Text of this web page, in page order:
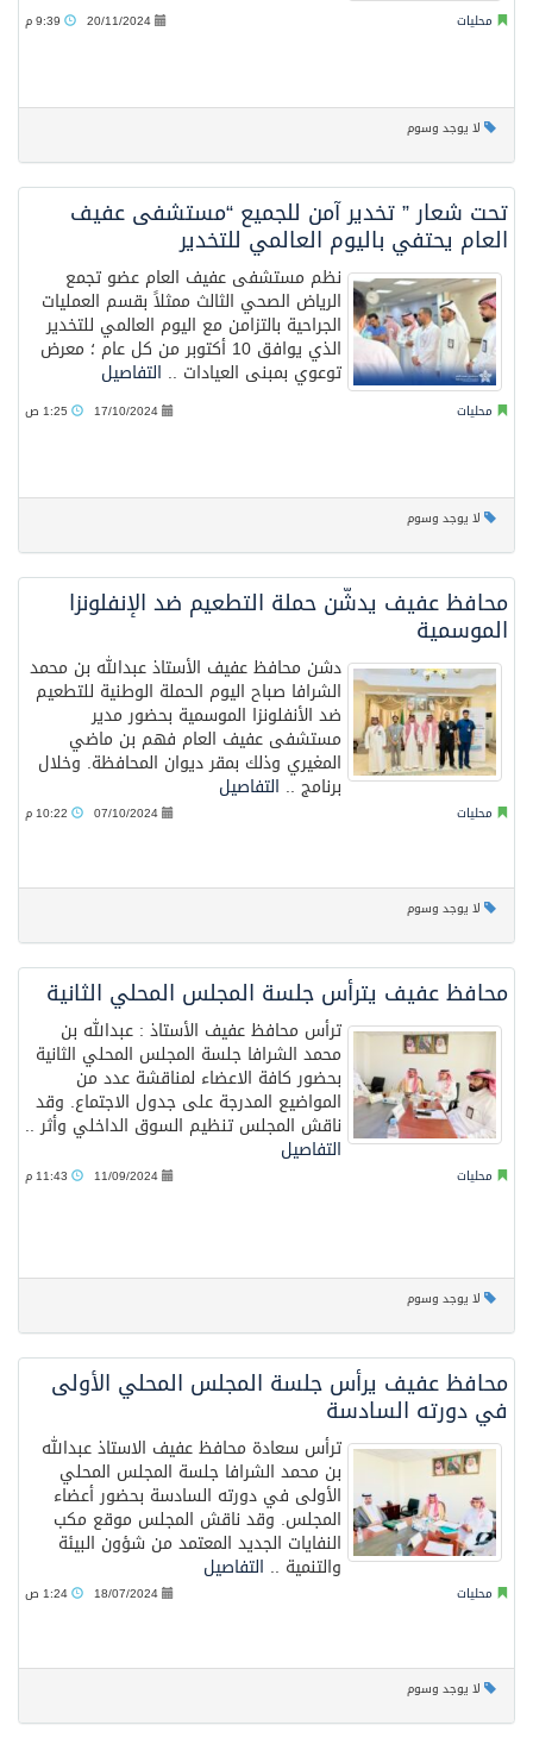
محليات 20/11/2024
لا يوجد وسوم
تحت شعار ” تخدير آمن للجميع “مستشفى عفيف
العام يحتفي باليوم العالمي للتخدير
نظم مستشفى عفيف العام عضو تجمع
الرياض الصحي الثالث ممثلاً بقسم العمليات
الجراحية بالتزامن مع اليوم العالمي للتخدير
الذي يوافق 10 أكتوبر من كل عام ؛ معرض
توعوي بمبنى العيادات .. التفاصيل
محليات 17/10/2024
لا يوجد وسوم
محافظ عفيف يدشّن حملة التطعيم ضد الإنفلونزا
الموسمية
دشن محافظ عفيف الأستاذ عبدالله بن محمد
الشرافا صباح اليوم الحملة الوطنية للتطعيم
ضد الأنفلونزا الموسمية بحضور مدير
مستشفى عفيف العام فهم بن ماضي
المغيري وذلك بمقر ديوان المحافظة. وخلال
برنامج .. التفاصيل
محليات 07/10/2024
لا يوجد وسوم
محافظ عفيف يترأس جلسة المجلس المحلي الثانية
ترأس محافظ عفيف الأستاذ : عبدالله بن
محمد الشرافا جلسة المجلس المحلي الثانية
بحضور كافة الاعضاء لمناقشة عدد من
المواضيع المدرجة على جدول الاجتماع. وقد
ناقش المجلس تنظيم السوق الداخلي وأثر ..
التفاصيل
محليات 11/09/2024
لا يوجد وسوم
محافظ عفيف يرأس جلسة المجلس المحلي الأولى
في دورته السادسة
ترأس سعادة محافظ عفيف الاستاذ عبدالله
بن محمد الشرافا جلسة المجلس المحلي
الأولى في دورته السادسة بحضور أعضاء
المجلس. وقد ناقش المجلس موقع مكب
النفايات الجديد المعتمد من شؤون البيئة
والتنمية .. التفاصيل
محليات 18/07/2024
لا يوجد وسوم